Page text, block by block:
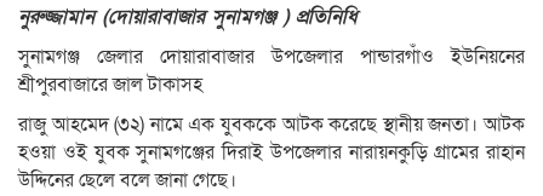
নুরুজ্জামান (দোয়ারাবাজার সুনামগঞ্জ ) প্রতিনিধি
সুনামগঞ্জ জেলার দোয়ারাবাজার উপজেলার পান্ডারগাঁও ইউনিয়নের
শ্রীপুরবাজারে জাল টাকাসহ
রাজু আহমেদ (৩২) নামে এক যুবককে আটক করেছে স্থানীয় জনতা। আটক
হওয়া ওই যুবক সুনামগঞ্জের দিরাই উপজেলার নারায়নকুড়ি গ্রামের রাহান
উদ্দিনের ছেলে বলে জানা গেছে।